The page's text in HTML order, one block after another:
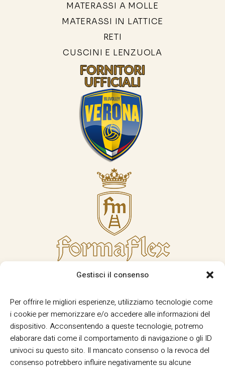
Gestisci il consenso
Per offrire le migliori esperienze, utilizziamo tecnologie come
i cookie per memorizzare e/o accedere alle informazioni del
dispositivo. Acconsentendo a queste tecnologie, potremo
elaborare dati come il comportamento di navigazione o gli ID
univoci su questo sito. Il mancato consenso o la revoca del
consenso potrebbero influire negativamente su alcune
MATERASSI A MOLLE
MATERASSI IN LATTICE
RETI
CUSCINI E LENZUOLA